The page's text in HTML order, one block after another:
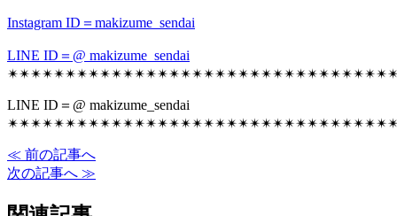
Instagram ID＝makizume_sendai
LINE ID＝@ makizume_sendai
LINE ID＝@ makizume_sendai
≪ 前の記事へ
次の記事へ ≫